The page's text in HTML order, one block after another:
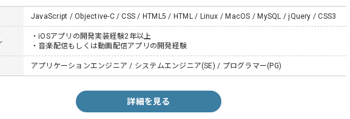
JavaScript / Objective-C / CSS / HTML5 / HTML / Linux / MacOS / MySQL / jQuery / CSS3
・iOSアプリの開発実装経験2年以上
・音楽配信もしくは動画配信アプリの開発経験
アプリケーションエンジニア / システムエンジニア(SE) / プログラマー(PG)
詳細を見る